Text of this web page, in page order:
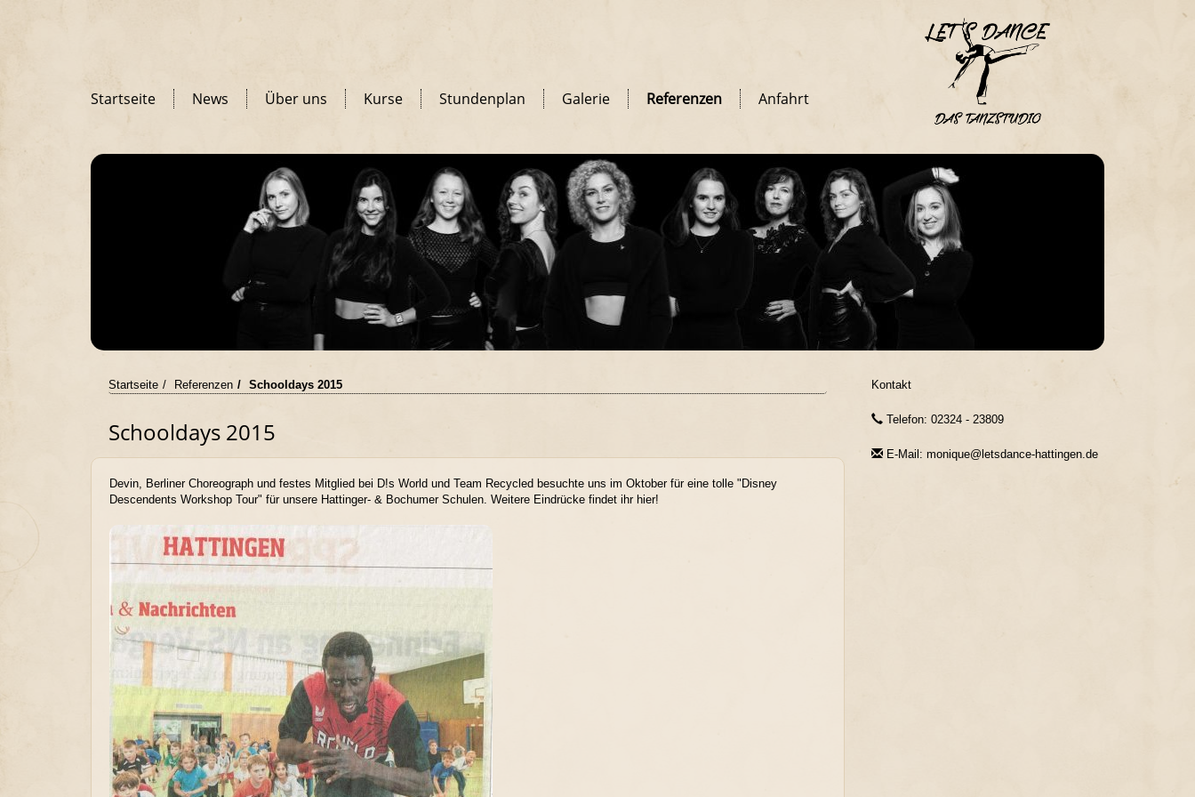
Startseite News Über uns Kurse Stundenplan Galerie Referenzen Anfahrt
Startseite Referenzen Schooldays 2015
Schooldays 2015
Devin, Berliner Choreograph und festes Mitglied bei D!s World und Team Recycled besuchte uns im Oktober für eine tolle "Disney
Descendents Workshop Tour" für unsere Hattinger- & Bochumer Schulen. Weitere Eindrücke findet ihr hier!
Kontakt
Telefon: 02324 - 23809
E-Mail: monique@letsdance-hattingen.de